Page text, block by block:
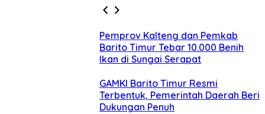
Pemprov Kalteng dan Pemkab
Barito Timur Tebar 10.000 Benih
Ikan di Sungai Serapat
GAMKI Barito Timur Resmi
Terbentuk, Pemerintah Daerah Beri
Dukungan Penuh